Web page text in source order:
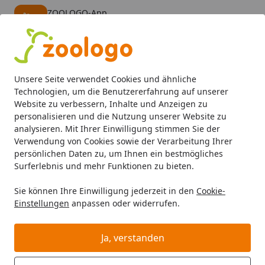
Unsere Seite verwendet Cookies und ähnliche
Technologien, um die Benutzererfahrung auf unserer
Website zu verbessern, Inhalte und Anzeigen zu
personalisieren und die Nutzung unserer Website zu
analysieren. Mit Ihrer Einwilligung stimmen Sie der
Verwendung von Cookies sowie der Verarbeitung Ihrer
persönlichen Daten zu, um Ihnen ein bestmögliches
Surferlebnis und mehr Funktionen zu bieten.
Sie können Ihre Einwilligung jederzeit in den Cookie-
Einstellungen anpassen oder widerrufen.
Ja, verstanden
ZOOLOGO-App
Alle Produkte
Mein Konto
Suchen
Startseite
Hund Hundefutter Diätfutter animonda Integra
animonda Integra Protect Sensitive
150g Schale Hundenassfutter Huhn